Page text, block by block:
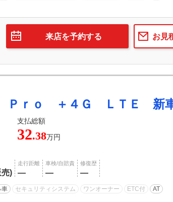
お見
来店を予約する
Ｐｒｏ ＋４Ｇ ＬＴＥ 新
支払総額
32.38万円
売)
走行距離
―
車検/自賠責
―
修復歴
―
車 セキュリティシステム ワンオーナー ETC付 AT